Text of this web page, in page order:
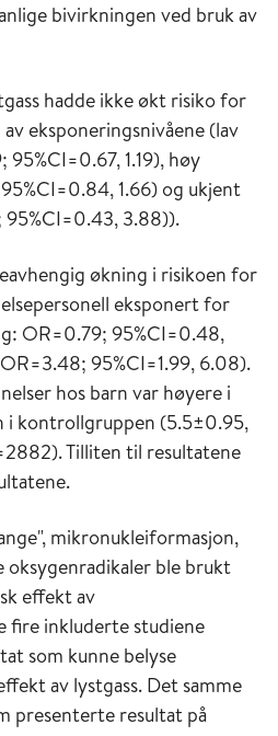
bivirkningen ved bruk av
hadde ikke økt risiko for
eksponeringsnivåene (lav
1.19), høy
1.66) og ukjent
95%CI=0.43, 3.88)).
økning i risikoen for
eksponert for
OR=0.79; 95%CI=0.48,
95%CI=1.99, 6.08).
hos barn var høyere i
i kontrollgruppen (5.5±0.95,
Tilliten til resultatene
mikronukleiformasjon,
ble brukt
effekt av
fire inkluderte studiene
som kunne belyse
av lystgass. Det samme
presenterte resultat på